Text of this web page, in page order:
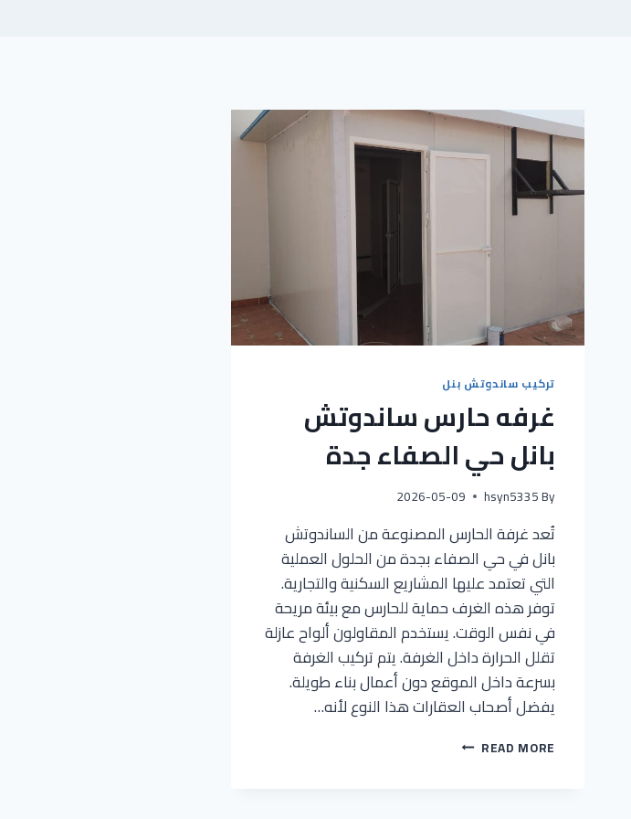
تركيب ساندوتش بنل
غرفه حارس ساندوتش
بانل حي الصفاء جدة
By
hsyn5335
2026-05-09
تُعد غرفة الحارس المصنوعة من الساندوتش
بانل في حي الصفاء بجدة من الحلول العملية
التي تعتمد عليها المشاريع السكنية والتجارية.
توفر هذه الغرف حماية للحارس مع بيئة مريحة
في نفس الوقت. يستخدم المقاولون ألواح عازلة
تقلل الحرارة داخل الغرفة. يتم تركيب الغرفة
بسرعة داخل الموقع دون أعمال بناء طويلة.
يفضل أصحاب العقارات هذا النوع لأنه…
READ MORE